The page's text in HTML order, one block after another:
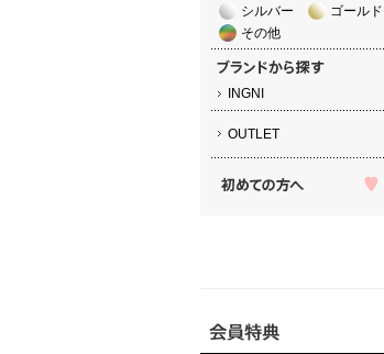
シルバー
ゴールド
その他
INGNI
OUTLET